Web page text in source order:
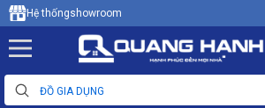
Hệ thốngshowroom